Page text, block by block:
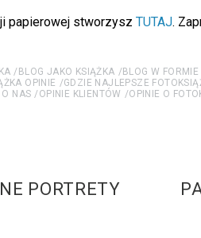
papierowej stworzysz TUTAJ.
BLOG JAKO KSIĄŻKA BLOG W FORMIE
OPINIE GDZIE NAJLEPSZE
O NAS OPINIE KLIENTÓW OPINIE O
PORTRETY